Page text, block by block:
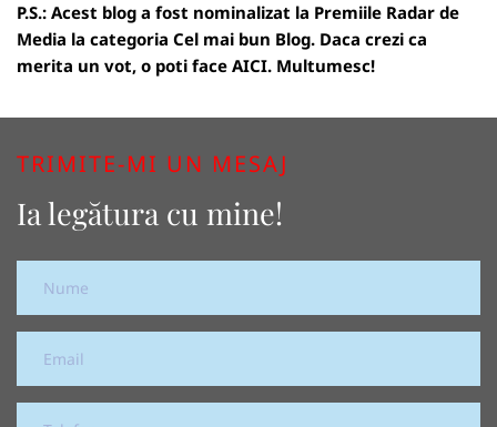
P.S.: Acest blog a fost nominalizat la Premiile Radar de
Media la categoria Cel mai bun Blog. Daca crezi ca
merita un vot, o poti face AICI. Multumesc!
TRIMITE-MI UN MESAJ
Ia legătura cu mine!